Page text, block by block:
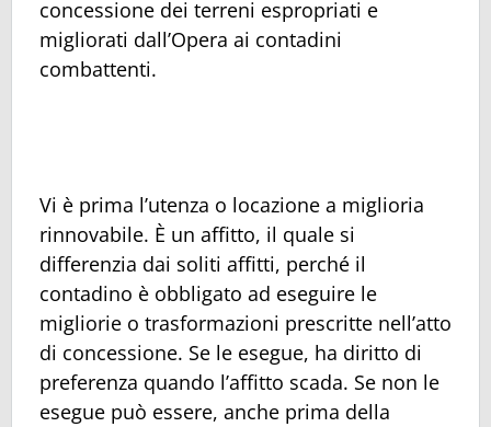
concessione dei terreni espropriati e
migliorati dall’Opera ai contadini
combattenti.
Vi è prima l’utenza o locazione a miglioria
rinnovabile. È un affitto, il quale si
differenzia dai soliti affitti, perché il
contadino è obbligato ad eseguire le
migliorie o trasformazioni prescritte nell’atto
di concessione. Se le esegue, ha diritto di
preferenza quando l’affitto scada. Se non le
esegue può essere, anche prima della